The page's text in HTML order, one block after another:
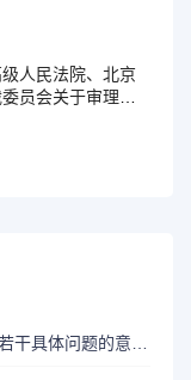
人民法院、北京
员会关于审理劳